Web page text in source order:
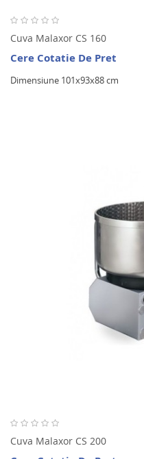
Cuva Malaxor CS 160
Cere Cotatie De Pret
Dimensiune 101x93x88 cm
Cuva Malaxor CS 200